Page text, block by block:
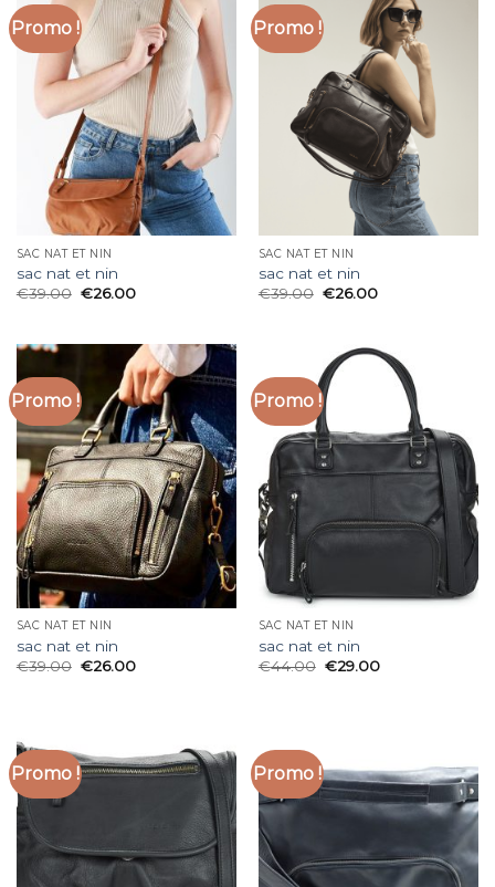
Promo !
SAC NAT ET NIN
sac nat et nin
€39.00 €26.00
Promo !
SAC NAT ET NIN
sac nat et nin
€39.00 €26.00
Promo !
SAC NAT ET NIN
sac nat et nin
€39.00 €26.00
Promo !
SAC NAT ET NIN
sac nat et nin
€44.00 €29.00
Promo ! Promo !